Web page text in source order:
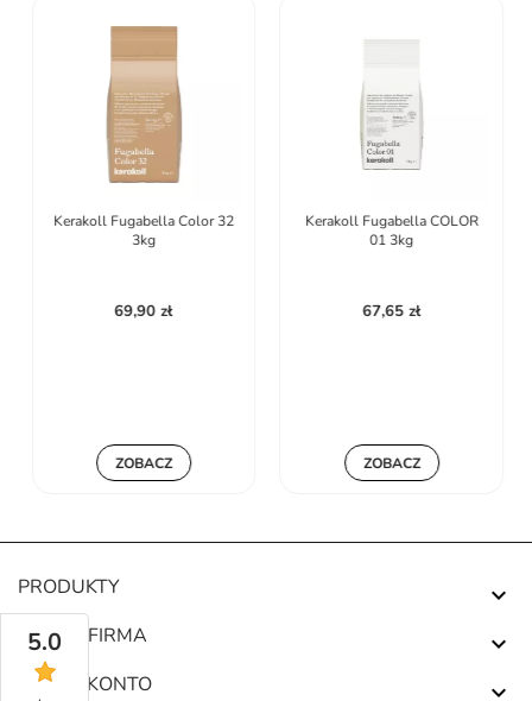
Kerakoll Fugabella Color 32
3kg
69,90 zł
ZOBACZ
Kerakoll Fugabella COLOR
01 3kg
67,65 zł
ZOBACZ
PRODUKTY 
NASZA FIRMA 
TWOJE KONTO 
5.0